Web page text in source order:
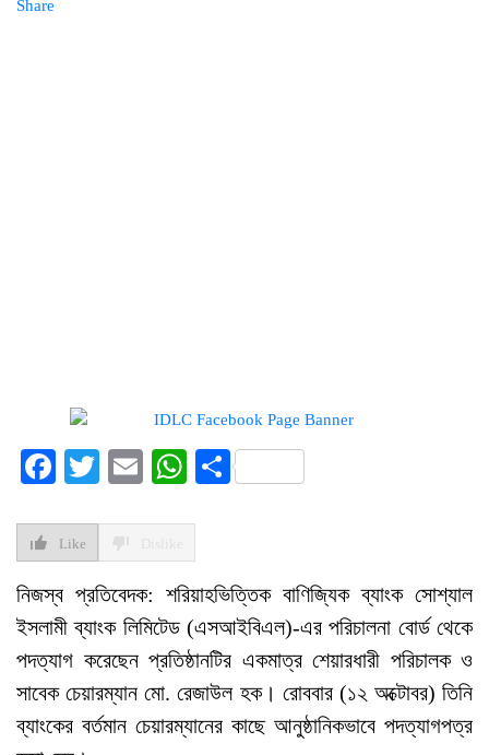
Share
Facebook
TwitterEmailWhatsApp
Share
Like
নিজস্ব প্রতিবেদক: শরিয়াহভিত্তিক বাণিজ্যিক ব্যাংক সোশ্যাল
ইসলামী ব্যাংক লিমিটেড (এসআইবিএল)-এর পরিচালনা বোর্ড থেকে
পদত্যাগ করেছেন প্রতিষ্ঠানটির একমাত্র শেয়ারধারী পরিচালক ও
সাবেক চেয়ারম্যান মো. রেজাউল হক। রোববার (১২ অক্টোবর) তিনি
ব্যাংকের বর্তমান চেয়ারম্যানের কাছে আনুষ্ঠানিকভাবে পদত্যাগপত্র